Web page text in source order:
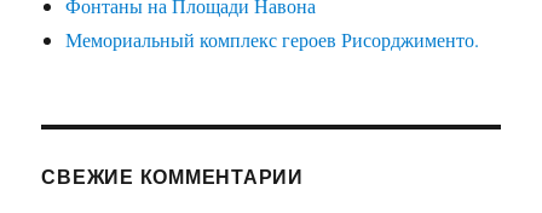
Фонтаны на Площади Навона
Мемориальный комплекс героев Рисорджименто.
СВЕЖИЕ КОММЕНТАРИИ